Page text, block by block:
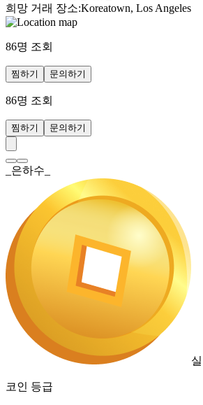
희망 거래 장소:Koreatown, Los Angeles
86명 조회
찜하기 문의하기
86명 조회
찜하기 문의하기
_은하수_
코인 등급